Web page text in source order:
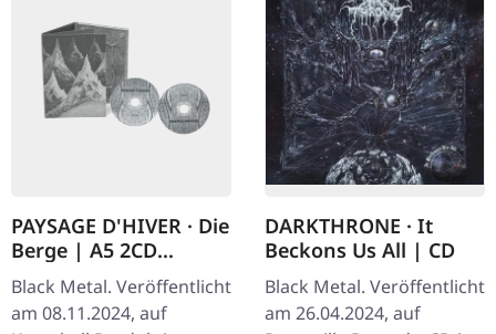
PAYSAGE D'HIVER · Die
Berge | A5 2CD
DIGIPAK
Black Metal. Veröffentlicht
am 08.11.2024, auf
DARKTHRONE · It
Beckons Us All | CD
Black Metal. Veröffentlicht
am 26.04.2024, auf